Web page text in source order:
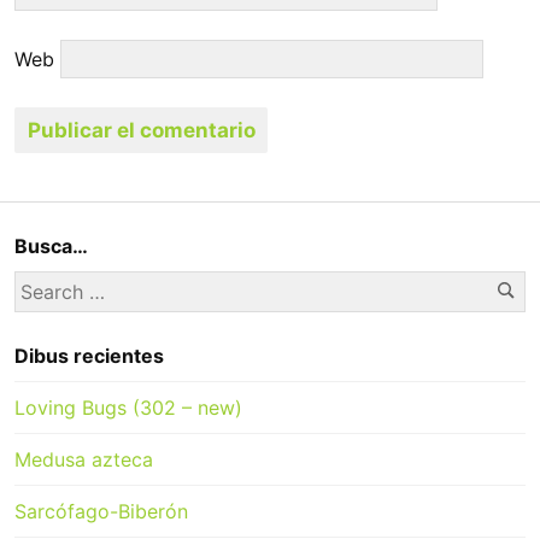
Web
Busca…
Search
for:
Dibus recientes
Loving Bugs (302 – new)
Medusa azteca
Sarcófago-Biberón